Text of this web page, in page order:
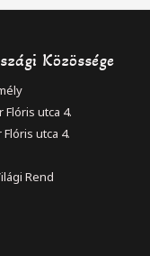
Közössége
Flóris utca 4.
utca 4.
Rend